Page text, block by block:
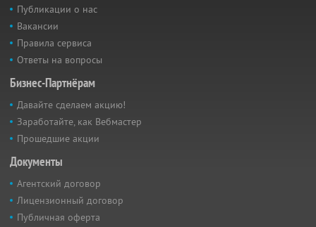
Публикации о нас
Вакансии
Правила сервиса
Ответы на вопросы
Бизнес-Партнёрам
Давайте сделаем акцию!
Заработайте, как Вебмастер
Прошедшие акции
Документы
Агентский договор
Лицензионный договор
Публичная оферта